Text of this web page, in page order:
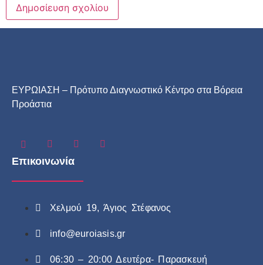
ΕΥΡΩΙΑΣΗ – Πρότυπο Διαγνωστικό Κέντρο στα Βόρεια
Προάστια
Επικοινωνία
Χελμού 19, Άγιος Στέφανος
info@euroiasis.gr
06:30 – 20:00 Δευτέρα- Παρασκευή